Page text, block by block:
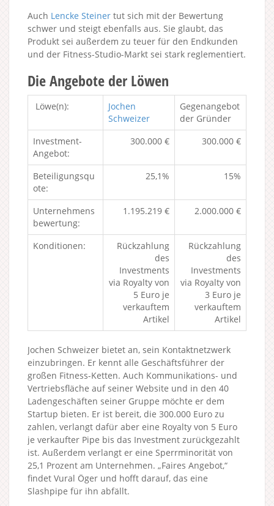
Auch Lencke Steiner tut sich mit der Bewertung
schwer und steigt ebenfalls aus. Sie glaubt, das
Produkt sei außerdem zu teuer für den Endkunden
und der Fitness-Studio-Markt sei stark reglementiert.
Die Angebote der Löwen
Löwe(n):
Jochen
Schweizer
Gegenangebot
der Gründer
Investment-
Angebot:
300.000 € 300.000 €
Beteiligungsqu
ote:
25,1% 15%
Unternehmens
bewertung:
1.195.219 € 2.000.000 €
Konditionen:
Rückzahlung
des
Investments
via Royalty von
5 Euro je
verkauftem
Artikel
Rückzahlung
des
Investments
via Royalty von
3 Euro je
verkauftem
Artikel
Jochen Schweizer bietet an, sein Kontaktnetzwerk
einzubringen. Er kennt alle Geschäftsführer der
großen Fitness-Ketten. Auch Kommunikations- und
Vertriebsfläche auf seiner Website und in den 40
Ladengeschäften seiner Gruppe möchte er dem
Startup bieten. Er ist bereit, die 300.000 Euro zu
zahlen, verlangt dafür aber eine Royalty von 5 Euro
je verkaufter Pipe bis das Investment zurückgezahlt
ist. Außerdem verlangt er eine Sperrminorität von
25,1 Prozent am Unternehmen. „Faires Angebot,“
findet Vural Öger und hofft darauf, das eine
Slashpipe für ihn abfällt.